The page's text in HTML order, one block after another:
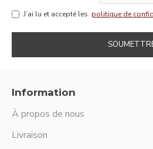
J’ai lu et accepté les politique de
Information
À propos de nous
Livraison